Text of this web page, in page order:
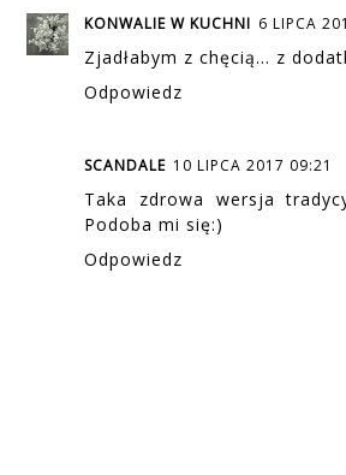
KONWALIE W KUCHNI 6 LIPCA
Zjadłabym z chęcią... z
Odpowiedz
SCANDALE 10 LIPCA 2017 09:21
Taka zdrowa wersja
Podoba mi się:)
Odpowiedz